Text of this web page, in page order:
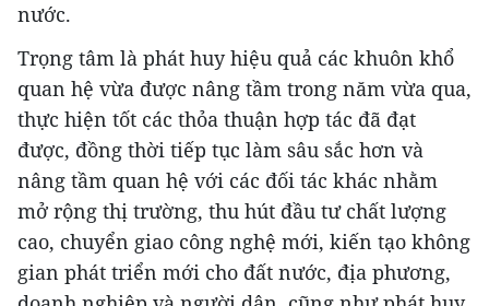
nước.
Trọng tâm là phát huy hiệu quả các khuôn khổ
quan hệ vừa được nâng tầm trong năm vừa qua,
thực hiện tốt các thỏa thuận hợp tác đã đạt
được, đồng thời tiếp tục làm sâu sắc hơn và
nâng tầm quan hệ với các đối tác khác nhằm
mở rộng thị trường, thu hút đầu tư chất lượng
cao, chuyển giao công nghệ mới, kiến tạo không
gian phát triển mới cho đất nước, địa phương,